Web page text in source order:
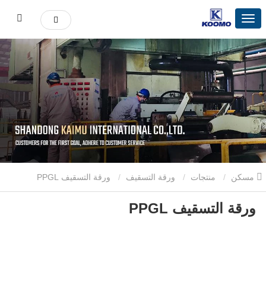
منتجات ورقة التسقيف
ورقة التسقيف PPGL